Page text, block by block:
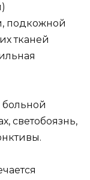
подкожной
тканей
светобоязнь,